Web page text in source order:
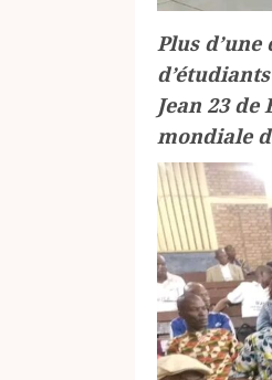
Plus
Jean 23
mondiale